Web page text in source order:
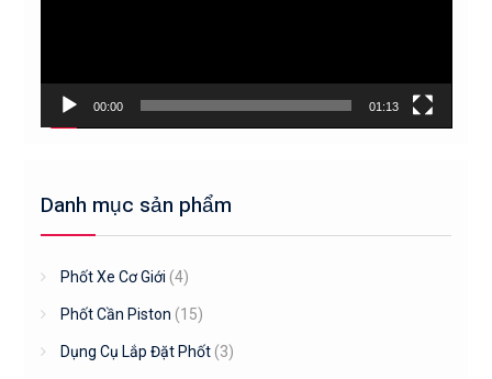
00:00 01:13
Danh mục sản phẩm
Phốt Xe Cơ Giới (4)
Phốt Cần Piston (15)
Dụng Cụ Lắp Đặt Phốt (3)